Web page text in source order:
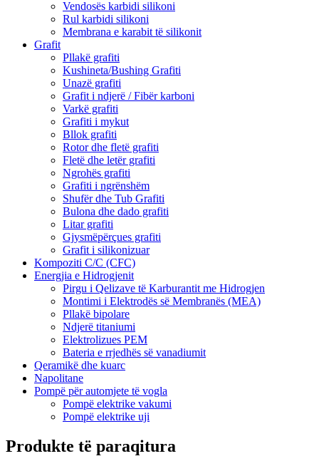
Vendosës karbidi silikoni
Rul karbidi silikoni
Membrana e karabit të silikonit
Grafit
Pllakë grafiti
Kushineta/Bushing Grafiti
Unazë grafiti
Grafit i ndjerë / Fibër karboni
Varkë grafiti
Grafiti i mykut
Bllok grafiti
Rotor dhe fletë grafiti
Fletë dhe letër grafiti
Ngrohës grafiti
Grafiti i ngrënshëm
Shufër dhe Tub Grafiti
Bulona dhe dado grafiti
Litar grafiti
Gjysmëpërçues grafiti
Grafit i silikonizuar
Kompoziti C/C (CFC)
Energjia e Hidrogjenit
Pirgu i Qelizave të Karburantit me Hidrogjen
Montimi i Elektrodës së Membranës (MEA)
Pllakë bipolare
Ndjerë titaniumi
Elektrolizues PEM
Bateria e rrjedhës së vanadiumit
Qeramikë dhe kuarc
Napolitane
Pompë për automjete të vogla
Pompë elektrike vakumi
Pompë elektrike uji
Produkte të paraqitura